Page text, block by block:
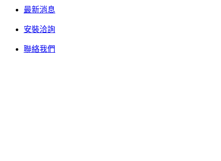
最新消息
安裝洽詢
聯絡我們